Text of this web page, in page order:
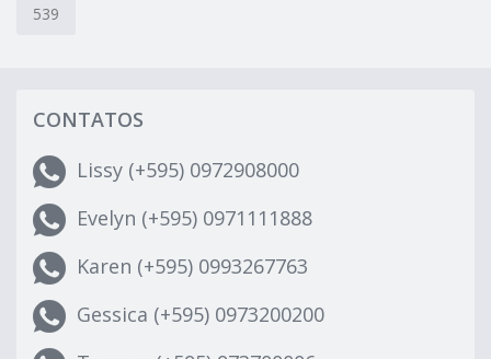
539
CONTATOS
Lissy (+595) 0972908000
Evelyn (+595) 0971111888
Karen (+595) 0993267763
Gessica (+595) 0973200200